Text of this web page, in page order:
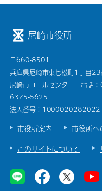
尼崎市役所
〒660-8501
兵庫県尼崎市東七松町1丁目
尼崎市コールセンター 電話
6375-5625
法人番号：1000020282022
市役所案内 市役所へ
このサイトについて